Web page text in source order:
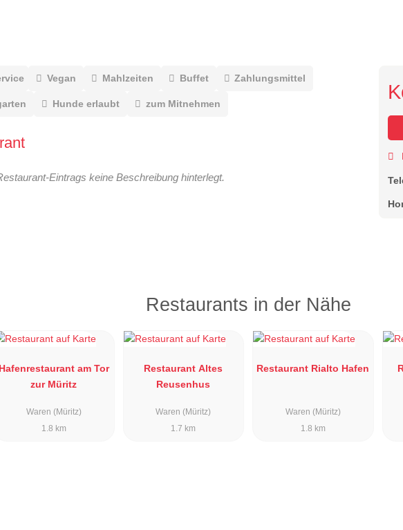
Vegan Mahlzeiten Buffet Zahlungsmittel
Hunde erlaubt zum Mitnehmen
Eintrags keine Beschreibung hinterlegt.
Restaurants in der Nähe
Hafenrestaurant am Tor
zur Müritz
Waren (Müritz)
1.8 km
Restaurant Altes
Reusenhus
Waren (Müritz)
1.7 km
Restaurant Rialto Hafen
Waren (Müritz)
1.8 km